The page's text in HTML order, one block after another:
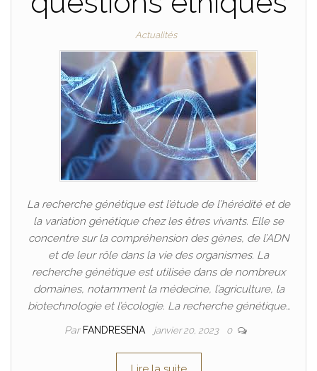
Actualités
La recherche génétique est l’étude de l’hérédité et de
la variation génétique chez les êtres vivants. Elle se
concentre sur la compréhension des gènes, de l’ADN
et de leur rôle dans la vie des organismes. La
recherche génétique est utilisée dans de nombreux
domaines, notamment la médecine, l’agriculture, la
biotechnologie et l’écologie. La recherche génétique…
Par FANDRESENA janvier 20, 2023 0